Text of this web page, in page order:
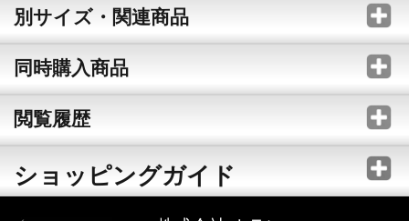
別サイズ・関連商品
同時購入商品
閲覧履歴
ショッピングガイド